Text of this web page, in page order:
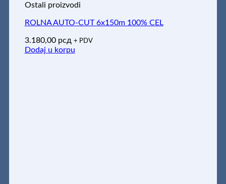
Ostali proizvodi
ROLNA AUTO-CUT 6x150m 100% CEL
3.180,00 рсд + PDV
Dodaj u korpu